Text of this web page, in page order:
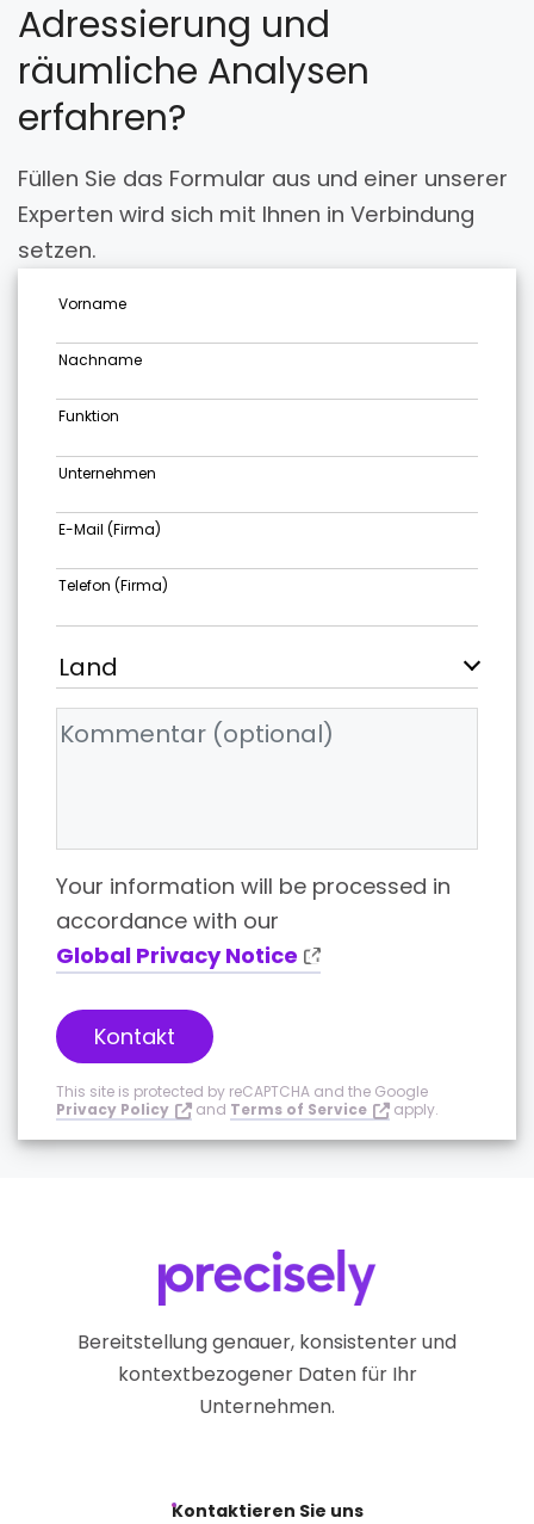
Adressierung und
räumliche Analysen
erfahren?
Füllen Sie das Formular aus und einer unserer
Experten wird sich mit Ihnen in Verbindung
setzen.
Vorname
Nachname
Funktion
Unternehmen
E-Mail (Firma)
Telefon (Firma)
Your information will be processed in
accordance with our
Global Privacy Notice
Kontakt
This site is protected by reCAPTCHA and the Google
Privacy Policy
and Terms of Service apply.
Bereitstellung genauer, konsistenter und
kontextbezogener Daten für Ihr
Unternehmen.
Kontaktieren Sie uns